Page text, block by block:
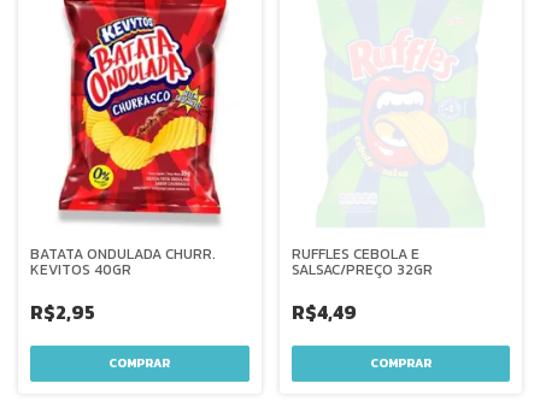
BATATA ONDULADA CHURR.
KEVITOS 40GR
R$2,95
RUFFLES CEBOLA E
SALSAC/PREÇO 32GR
R$4,49